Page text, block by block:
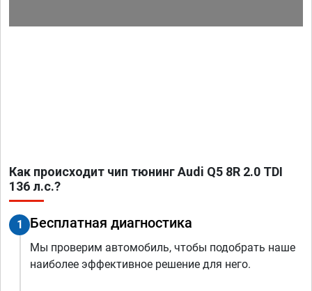
Как происходит чип тюнинг Audi Q5 8R 2.0 TDI
136 л.с.?
1 Бесплатная диагностика
Мы проверим автомобиль, чтобы подобрать наше
наиболее эффективное решение для него.